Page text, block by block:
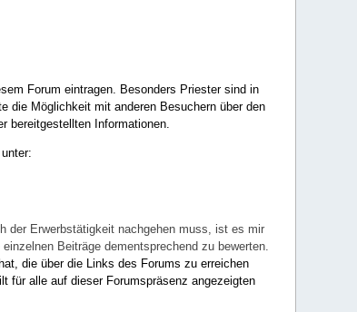
Forum eintragen. Besonders Priester sind in
die Möglichkeit mit anderen Besuchern über den
bereitgestellten Informationen.
der Erwerbstätigkeit nachgehen muss, ist es mir
Beiträge dementsprechend zu bewerten.
die über die Links des Forums zu erreichen
für alle auf dieser Forumspräsenz angezeigten